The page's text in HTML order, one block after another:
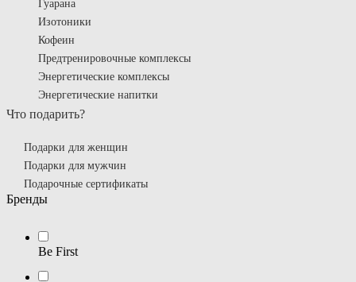
Гуарана
Изотоники
Кофеин
Предтренировочные комплексы
Энергетические комплексы
Энергетические напитки
Что подарить?
Подарки для женщин
Подарки для мужчин
Подарочные сертификаты
Бренды
Be First